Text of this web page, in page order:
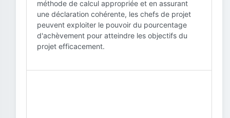
méthode de calcul appropriée et en assurant
une déclaration cohérente, les chefs de projet
peuvent exploiter le pouvoir du pourcentage
d'achèvement pour atteindre les objectifs du
projet efficacement.